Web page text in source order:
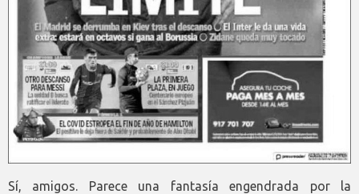
Sí, amigos. Parece una fantasía engendrada por la